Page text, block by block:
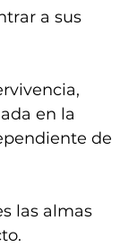
a sus
en la
de
las almas